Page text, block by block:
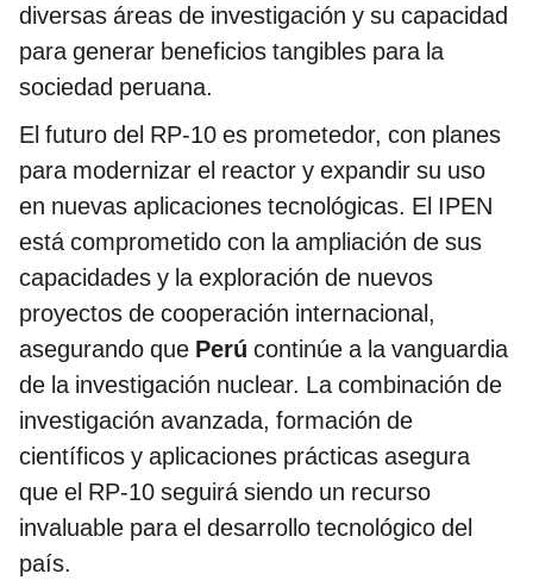
diversas áreas de investigación y su capacidad
para generar beneficios tangibles para la
sociedad peruana.
El futuro del RP-10 es prometedor, con planes
para modernizar el reactor y expandir su uso
en nuevas aplicaciones tecnológicas. El IPEN
está comprometido con la ampliación de sus
capacidades y la exploración de nuevos
proyectos de cooperación internacional,
asegurando que Perú continúe a la vanguardia
de la investigación nuclear. La combinación de
investigación avanzada, formación de
científicos y aplicaciones prácticas asegura
que el RP-10 seguirá siendo un recurso
invaluable para el desarrollo tecnológico del
país.